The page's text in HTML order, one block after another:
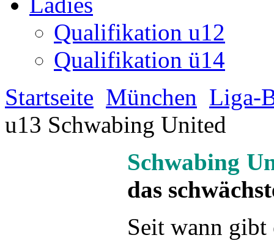
Qualifikation u12
Qualifikation ü14
Startseite München Liga-
u13 Schwabing United
Schwabing
das
Seit wann gibt